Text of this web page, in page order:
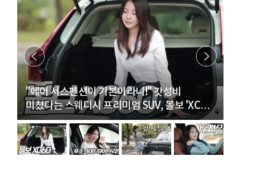
"에어 서스펜션이 기본이라니!" 갓성비
미쳤다는 스웨디시 프리미엄 SUV, 볼보 'XC60
B5 울트라'